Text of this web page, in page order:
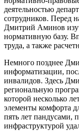
деятельностью
сотрудников. Перед
Дмитрий Аминов
нормативную базу.
труда, а также
Немного позднее
информатизации,
инвалидов. Здесь
региональную
которой несколько
элементы комфорта
пять лет пандусами,
инфраструктурой